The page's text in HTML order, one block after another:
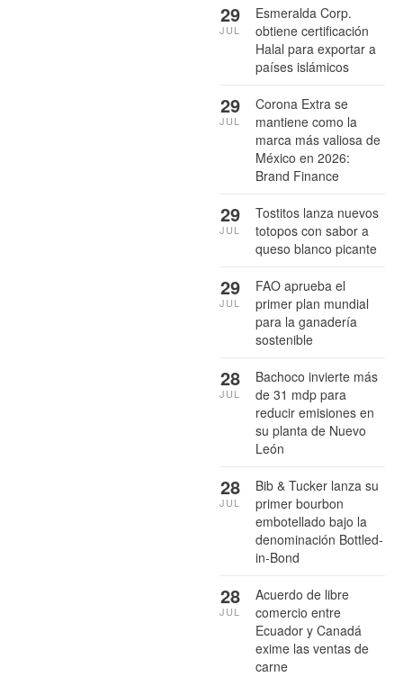
Esmeralda Corp.
obtiene certificación
Halal para exportar a
países islámicos
29
JUL
Corona Extra se
mantiene como la
marca más valiosa de
México en 2026:
Brand Finance
29
JUL
Tostitos lanza nuevos
totopos con sabor a
queso blanco picante
29
JUL
FAO aprueba el
primer plan mundial
para la ganadería
sostenible
29
JUL
Bachoco invierte más
de 31 mdp para
reducir emisiones en
su planta de Nuevo
León
28
JUL
Bib & Tucker lanza su
primer bourbon
embotellado bajo la
denominación Bottled-
in-Bond
28
JUL
Acuerdo de libre
comercio entre
Ecuador y Canadá
exime las ventas de
carne
28
JUL